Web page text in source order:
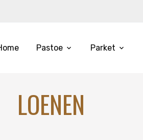
Pastoe Parket
LOENEN